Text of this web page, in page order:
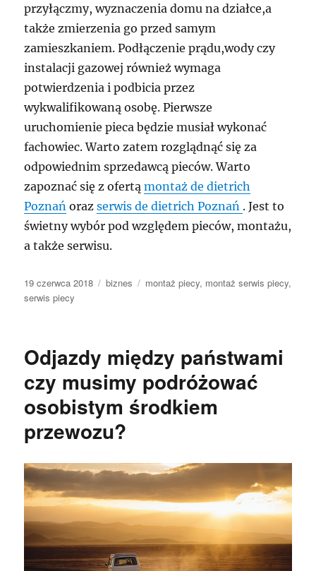
przyłączmy, wyznaczenia domu na działce,a
także zmierzenia go przed samym
zamieszkaniem. Podłączenie prądu,wody czy
instalacji gazowej również wymaga
potwierdzenia i podbicia przez
wykwalifikowaną osobę. Pierwsze
uruchomienie pieca będzie musiał wykonać
fachowiec. Warto zatem rozglądnąć się za
odpowiednim sprzedawcą pieców. Warto
zapoznać się z ofertąmontaż de dietrich
Poznań orazserwis de dietrich Poznań . Jest to
świetny wybór pod względem pieców, montażu,
a także serwisu.
Data
publikacji
19 czerwca 2018 Kategorie
biznes Tagi
montaż piecy, montaż serwis piecy,
serwis piecy
Odjazdy między państwami
czy musimy podróżować
osobistym środkiem
przewozu?